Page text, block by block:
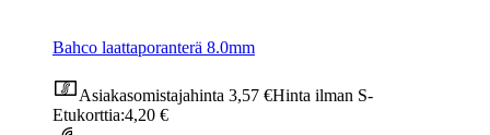
Bahco laattaporanterä 8.0mm
Asiakasomistajahinta 3,57 €Hinta ilman S-
Etukorttia:4,20 €